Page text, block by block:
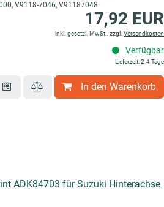
V9118-7046, V91187048
17,92 EUR
inkl. gesetzl. MwSt., zzgl. Versandkosten
Verfügbar
Lieferzeit: 2-4 Tage
In den Warenkorb